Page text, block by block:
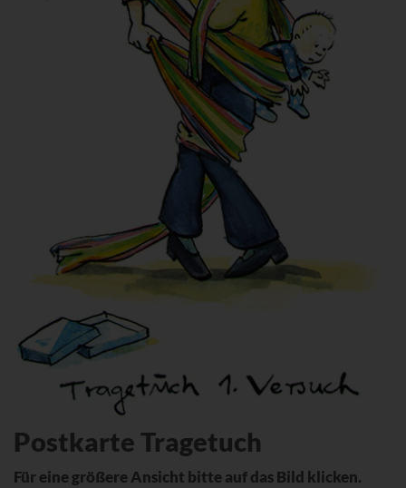
Postkarte Tragetuch
Für eine größere Ansicht bitte auf das Bild klicken.